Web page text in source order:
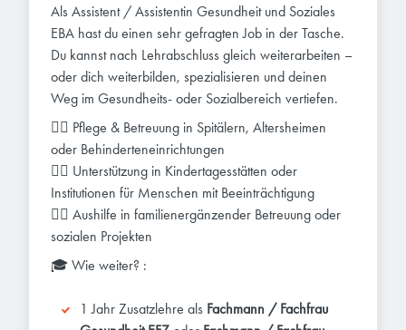
Als Assistent / Assistentin Gesundheit und Soziales
EBA hast du einen sehr gefragten Job in der Tasche.
Du kannst nach Lehrabschluss gleich weiterarbeiten –
oder dich weiterbilden, spezialisieren und deinen
Weg im Gesundheits- oder Sozialbereich vertiefen.
👩‍⚕️ Pflege & Betreuung in Spitälern, Altersheimen
oder Behinderteneinrichtungen
👩‍⚕️ Unterstützung in Kindertagesstätten oder
Institutionen für Menschen mit Beeinträchtigung
👩‍⚕️ Aushilfe in familienergänzender Betreuung oder
sozialen Projekten
🎓 Wie weiter? :
1 Jahr Zusatzlehre als Fachmann / Fachfrau